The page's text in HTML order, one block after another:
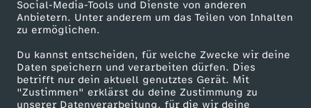
Social-Media-Tools und Dienste von anderen
Anbietern. Unter anderem um das Teilen von Inhalten
zu ermöglichen.
Du kannst entscheiden, für welche Zwecke wir deine
Daten speichern und verarbeiten dürfen. Dies
betrifft nur dein aktuell genutztes Gerät. Mit
"Zustimmen" erklärst du deine Zustimmung zu
unserer Datenverarbeitung, für die wir deine
s
c
h
Karriere
ZDF goes Schule
Werbefernsehen